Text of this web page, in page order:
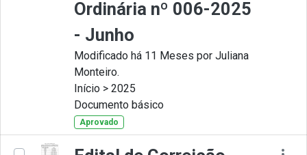
Ordinária nº 006-2025
- Junho
Modificado há 11 Meses por Juliana
Monteiro.
Início > 2025
Documento básico
Aprovado